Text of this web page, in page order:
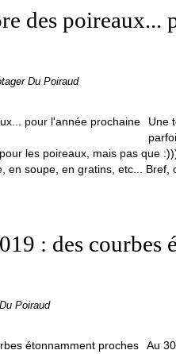
des poireaux...
Du Poiraud
Une
les poireaux, mais pas que
soupe, en gratins, etc... Bref,
: des courbes
Poiraud
Au